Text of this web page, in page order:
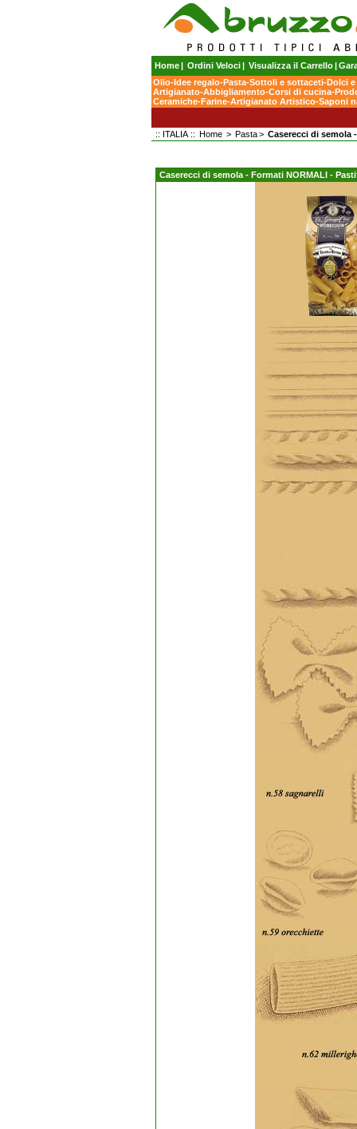
Home| Ordini Veloci| Visualizza il Carrello|
Olio-Idee regalo-Pasta-Sottoli e sottaceti-Dolci
Artigianato-Abbigliamento-Corsi di cucina-
Ceramiche-Farine-Artigianato Artistico-Saponi
:: ITALIA :: Home > Pasta> Caserecci di semola
Caserecci di semola - Formati NORMALI -